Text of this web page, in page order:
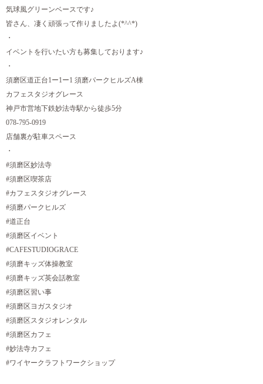
気球風グリーンベースです♪
皆さん、凄く頑張って作りましたよ(*^^*)
・
イベントを行いたい方も募集しております♪
・
須磨区道正台1ー1ー1 須磨パークヒルズA棟
カフェスタジオグレース
神戸市営地下鉄妙法寺駅から徒歩5分
078-795-0919
店舗裏が駐車スペース
・
#須磨区妙法寺
#須磨区喫茶店
#カフェスタジオグレース
#須磨パークヒルズ
#道正台
#須磨区イベント
#CAFESTUDIOGRACE
#須磨キッズ体操教室
#須磨キッズ英会話教室
#須磨区習い事
#須磨区ヨガスタジオ
#須磨区スタジオレンタル
#須磨区カフェ
#妙法寺カフェ
#ワイヤークラフトワークショップ